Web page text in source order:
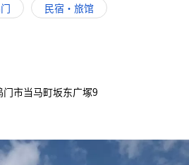
民宿・旅馆
市当马町坂东广塚9